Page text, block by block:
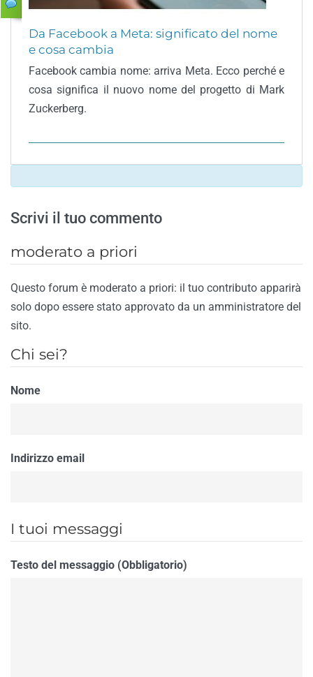
Da Facebook a Meta: significato del nome
e cosa cambia
Facebook cambia nome: arriva Meta. Ecco perché e
cosa significa il nuovo nome del progetto di Mark
Zuckerberg.
Scrivi il tuo commento
moderato a priori
Questo forum è moderato a priori: il tuo contributo apparirà
solo dopo essere stato approvato da un amministratore del
sito.
Chi sei?
Nome
Indirizzo email
I tuoi messaggi
Testo del messaggio (Obbligatorio)